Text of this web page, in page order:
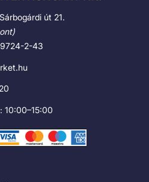
út 21.
2-43
10:00–15:00